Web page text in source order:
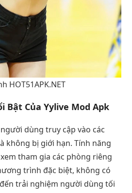
HOT51APK.NET
Bật Của Yylive Mod Apk
dùng truy cập vào các
không bị giới hạn. Tính năng
tham gia các phòng riêng
trình đặc biệt, không có
trải nghiệm người dùng tối